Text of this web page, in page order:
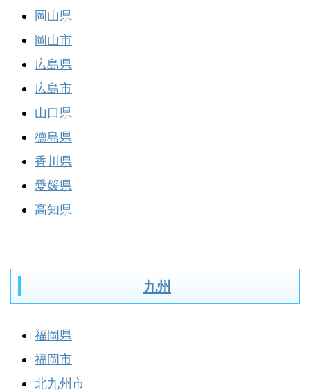
岡山県
岡山市
広島県
広島市
山口県
徳島県
香川県
愛媛県
高知県
九州
福岡県
福岡市
北九州市